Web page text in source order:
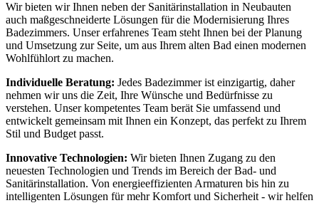
Wir bieten wir Ihnen neben der Sanitärinstallation in Neubauten
auch maßgeschneiderte Lösungen für die Modernisierung Ihres
Badezimmers. Unser erfahrenes Team steht Ihnen bei der Planung
und Umsetzung zur Seite, um aus Ihrem alten Bad einen modernen
Wohlfühlort zu machen.
Individuelle Beratung: Jedes Badezimmer ist einzigartig, daher
nehmen wir uns die Zeit, Ihre Wünsche und Bedürfnisse zu
verstehen. Unser kompetentes Team berät Sie umfassend und
entwickelt gemeinsam mit Ihnen ein Konzept, das perfekt zu Ihrem
Stil und Budget passt.
Innovative Technologien: Wir bieten Ihnen Zugang zu den
neuesten Technologien und Trends im Bereich der Bad- und
Sanitärinstallation. Von energieeffizienten Armaturen bis hin zu
intelligenten Lösungen für mehr Komfort und Sicherheit - wir helfen